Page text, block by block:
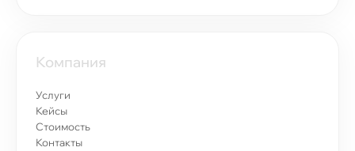
Компания
Услуги
Кейсы
Стоимость
Контакты